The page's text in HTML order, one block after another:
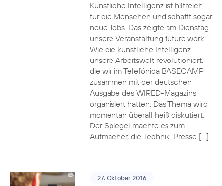
Künstliche Intelligenz ist hilfreich
für die Menschen und schafft sogar
neue Jobs. Das zeigte am Dienstag
unsere Veranstaltung future.work:
Wie die künstliche Intelligenz
unsere Arbeitswelt revolutioniert,
die wir im Telefónica BASECAMP
zusammen mit der deutschen
Ausgabe des WIRED-Magazins
organisiert hatten. Das Thema wird
momentan überall heiß diskutiert:
Der Spiegel machte es zum
Aufmacher, die Technik-Presse […]
27. Oktober 2016